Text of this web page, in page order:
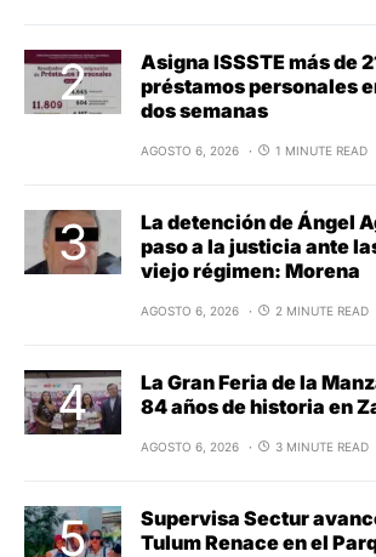
Asigna ISSSTE más de
préstamos personales
dos semanas
AGOSTO 6, 2026 1 MINUTE READ
La detención de Ángel
paso a la justicia ante
viejo régimen: Morena
AGOSTO 6, 2026 2 MINUTE READ
La Gran Feria de la
84 años de historia en
AGOSTO 6, 2026 3 MINUTE READ
Supervisa Sectur
Tulum Renace en el